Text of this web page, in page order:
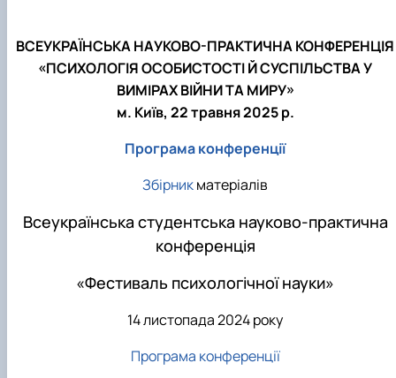
ВСЕУКРАЇНСЬКА НАУКОВО-ПРАКТИЧНА КОНФЕРЕНЦІЯ
«ПСИХОЛОГІЯ ОСОБИСТОСТІ Й СУСПІЛЬСТВА У
ВИМІРАХ ВІЙНИ ТА МИРУ»
м. Київ, 22 травня 2025 р.
Програма конференції
Збірникматеріалів
Всеукраїнська студентська науково-практична
конференція
«Фестиваль психологічної науки»
14 листопада 2024 року
Програма конференції